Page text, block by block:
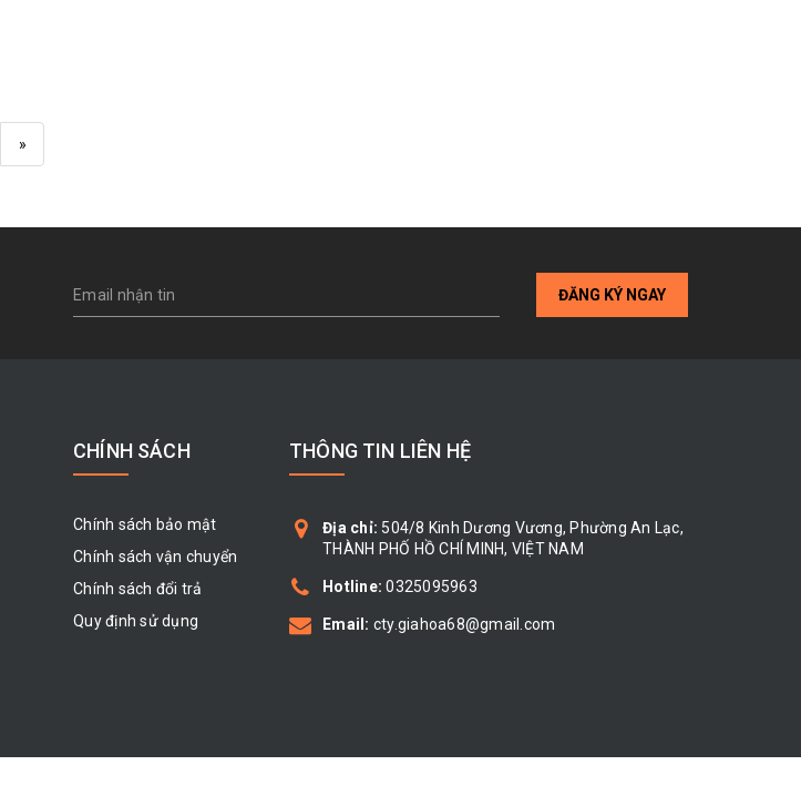
»
ĐĂNG KÝ NGAY
CHÍNH SÁCH
Chính sách bảo mật
Chính sách vận chuyển
Chính sách đổi trả
Quy định sử dụng
THÔNG TIN LIÊN HỆ
Địa chỉ: 504/8 Kinh Dương Vương, Phường An Lạc,
THÀNH PHỐ HỒ CHÍ MINH, VIỆT NAM
Hotline:0325095963
Email: cty.giahoa68@gmail.com